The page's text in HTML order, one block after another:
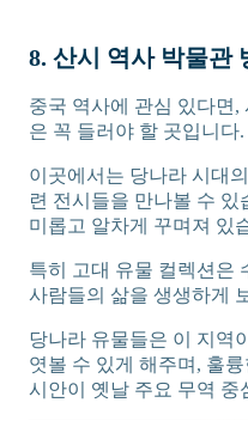
8. 산시 역사 박물관
중국 역사에 관심 있다면
은 꼭 들러야 할 곳입니다.
이곳에서는 당나라 시대
련 전시들을 만나볼 수
미롭고 알차게 꾸며져 있
특히 고대 유물 컬렉션은
사람들의 삶을 생생하게
당나라 유물들은 이 지역
엿볼 수 있게 해주며, 훌
시안이 옛날 주요 무역 중